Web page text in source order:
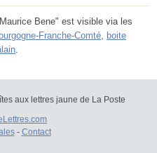
Bene" est visible via les
Franche-Comté boite
aux lettres jaune de La Poste
- Contact